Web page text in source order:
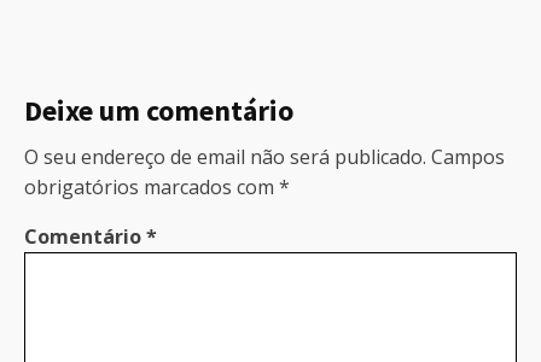
Deixe um comentário
O seu endereço de email não será publicado. Campos
obrigatórios marcados com *
Comentário*